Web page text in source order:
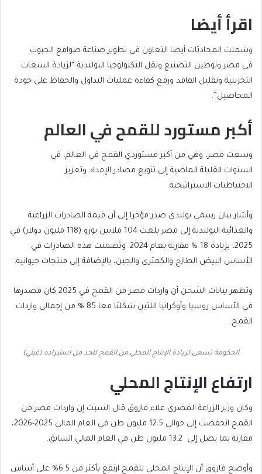
اقرأ أيضا
list
of
4
items
end
of
list
وشملت المحادثات أيضا ‌التعاون في تطوير صناعة صوامع الحبوب
في مصر وتوطين التصنيع ونقل التكنولوجيا البولندية “لزيادة السعات
التخزينية وتقليل الفاقد ورفع كفاءة عمليات التداول والحفاظ على جودة
المحاصيل”.
أكبر مستورد للقمح في العالم
وسعت مصر، وهي من أكبر مستوردي القمح في العالم، في
⁠السنوات القليلة الماضية إلى تنويع ⁠مصادر الإمداد وتعزيز
الاحتياطيات الاستراتيجية.
وأشار بيان رسمي بولندي صدر مؤخرا إلى أن قيمة الصادرات الزراعية
والغذائية البولندية إلى ⁠مصر بلغت 104 ملايين يورو (118 مليون دولار) في
2025، بزيادة ⁠18 % مقارنة بعام 2024. وتضمنت ⁠هذه الصادرات في
الأساس البيض الطازج والكمثرى والجبن، بالإضافة إلى منتجات حيوانية.
وتظهر بيانات الشحن أن ‌واردات مصر من القمح في 2025 كان مصدرها
في الأساس روسيا وأوكرانيا اللتين شكلتا ‌معا ‌85 % من إجمالي واردات
القمح.
الحكومة تسعى لزيادة الإنتاج المحلي من القمح للحد من استيراده (غيتي)
ارتفاع الإنتاج المحلي
وكان ⁠وزير ⁠الزراعة المصري علاء فاروق قال السبت إن واردات ⁠مصر من
القمح انخفضت إلى ⁠حوالي 12.5 مليون طن في العام المالي 2025-2026،
مقارنة بما يصل إلى 13.2 مليون ‌طن في العام المالي السابق.
وأوضح فاروق أن الإنتاج المحلي للقمح ارتفع بأكثر من 6.5% على ⁠أساس